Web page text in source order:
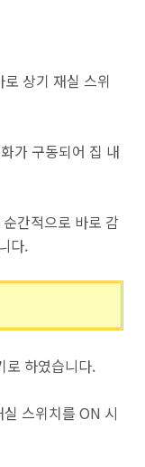
상기 재실 스위
가 구동되어 집 내
간적으로 바로 감
다.
로 하였습니다.
스위치를 ON 시